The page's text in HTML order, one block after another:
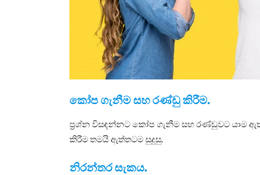
කෝප ගැනීම සහ රණ්ඩු කිරීම.
ප්‍රශ්න විසඳන්නට කෝප ගැනීම සහ රණ්ඩුවට යාම
කිරීම තමයි ඇත්තටම සුදුසු.
නිරන්තර සැකය.